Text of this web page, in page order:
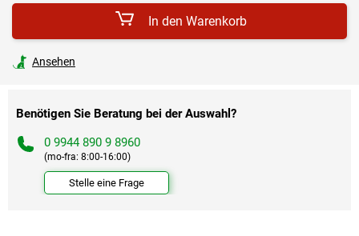
In den Warenkorb
Ansehen
Benötigen Sie Beratung bei der Auswahl?
0 9944 890 9 8960
(mo-fra: 8:00-16:00)
Stelle eine Frage